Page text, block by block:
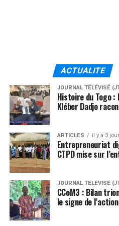
ACTUALITE
JOURNAL TÉLÉVISÉ
Histoire du Togo :
Kléber Dadjo
ARTICLES il y a 3
Entrepreneuriat
CTPD mise sur
JOURNAL TÉLÉVISÉ
CCoM3 : Bilan
le signe de